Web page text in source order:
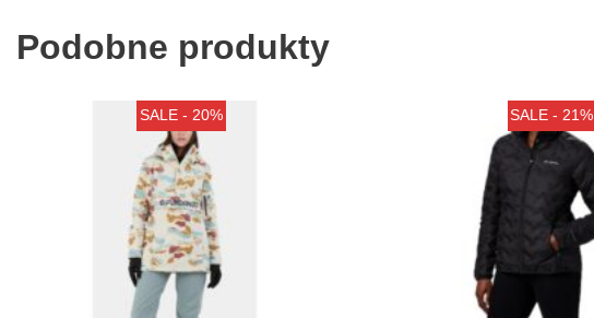
Podobne produkty
SALE - 20% SALE - 21%